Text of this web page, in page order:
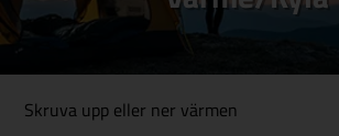
Skruva upp eller ner värmen